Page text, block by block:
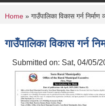
You are here
Home » गाउँपालिका विकास गर्न
गाउँपालिका विकास गर्न
Submitted on: Sat, 04/05/